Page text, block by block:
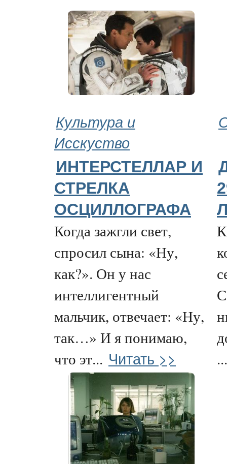
Культура и
Исскуство
ИНТЕРСТЕЛЛАР И
СТРЕЛКА
ОСЦИЛЛОГРАФА
Когда зажгли свет,
спросил сына: «Ну,
как?». Он у нас
интеллигентный
мальчик, отвечает: «Ну,
так…» И я понимаю,
что эт... Читать >>
...